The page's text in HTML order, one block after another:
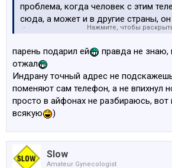
проблема, когда человек с этим
сюда, а может и в другие страны, он
будет.
Где прикупили то? Если у
адназначна
Нажмите, чтобы
парень подарил ей
правда не знаю,
отжал
Индрану точный адрес не
поменяют сам телефон, а не впихнул
просто в айфонах не разбираюсь, вот
всякую
)
Slow
Amateur Gynecologist